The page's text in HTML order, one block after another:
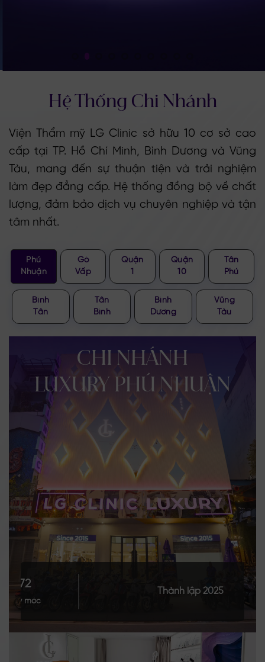
Hệ Thống Chi Nhánh
Viện Thẩm mỹ LG Clinic sở hữu 10 cơ sở cao
cấp tại TP. Hồ Chí Minh, Bình Dương và Vũng
Tàu, mang đến sự thuận tiện và trải nghiệm
làm đẹp đẳng cấp. Hệ thống đồng bộ về chất
lượng, đảm bảo dịch vụ chuyên nghiệp và tận
tâm nhất.
Phú
Nhuận
Gò
Vấp
Quận
1
Quận
10
Tân
Phú
Bình
Tân
Tân
Bình
Bình
Dương
Vũng
Tàu
Thành lập 2025
172
Máy móc
CHI NHÁNH
LUXURY PHÚ NHUẬN